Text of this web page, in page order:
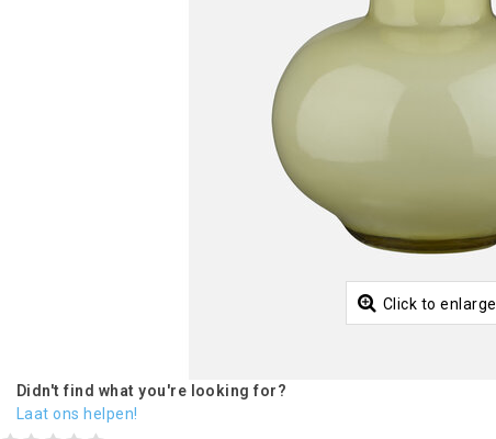
Click to enlarge
Didn't find what you're looking for?
Laat ons helpen!